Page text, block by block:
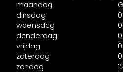
maandag
dinsdag
woensdag
donderdag
vrijdag
zaterdag
zondag